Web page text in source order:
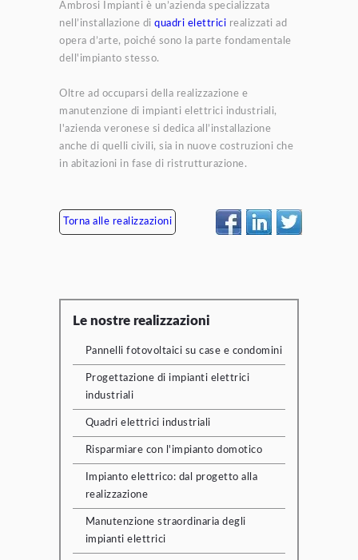
Ambrosi Impianti è un’azienda specializzata
nell’installazione di quadri elettrici realizzati ad
opera d’arte, poiché sono la parte fondamentale
dell'impianto stesso.
Oltre ad occuparsi della realizzazione e
manutenzione di impianti elettrici industriali,
l'azienda veronese si dedica all’installazione
anche di quelli civili, sia in nuove costruzioni che
in abitazioni in fase di ristrutturazione.
Torna alle realizzazioni
Le nostre realizzazioni
Pannelli fotovoltaici su case e condomini
Progettazione di impianti elettrici
industriali
Quadri elettrici industriali
Risparmiare con l'impianto domotico
Impianto elettrico: dal progetto alla
realizzazione
Manutenzione straordinaria degli
impianti elettrici